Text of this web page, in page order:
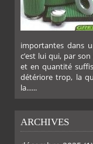
importantes dans
c’est lui qui, par
et en quantité
détériore trop, la
la......
ARCHIVES